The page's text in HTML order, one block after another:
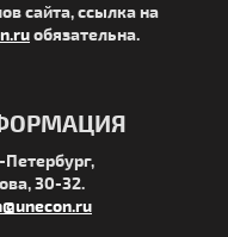
сайта, ссылка на
обязательна.
Петербург,
30-32.